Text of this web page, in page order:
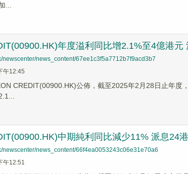
...
年度溢利同比增2.1%至4億港元
newscenter/news_content/67ee1c3f5a7712b7f9acd3b7
午12:45
CREDIT(00900.HK)公佈，截至2025年2月28日止年
中期純利同比減少11% 派息24
newscenter/news_content/66f4ea0053243c06e31e70a6
午12:51